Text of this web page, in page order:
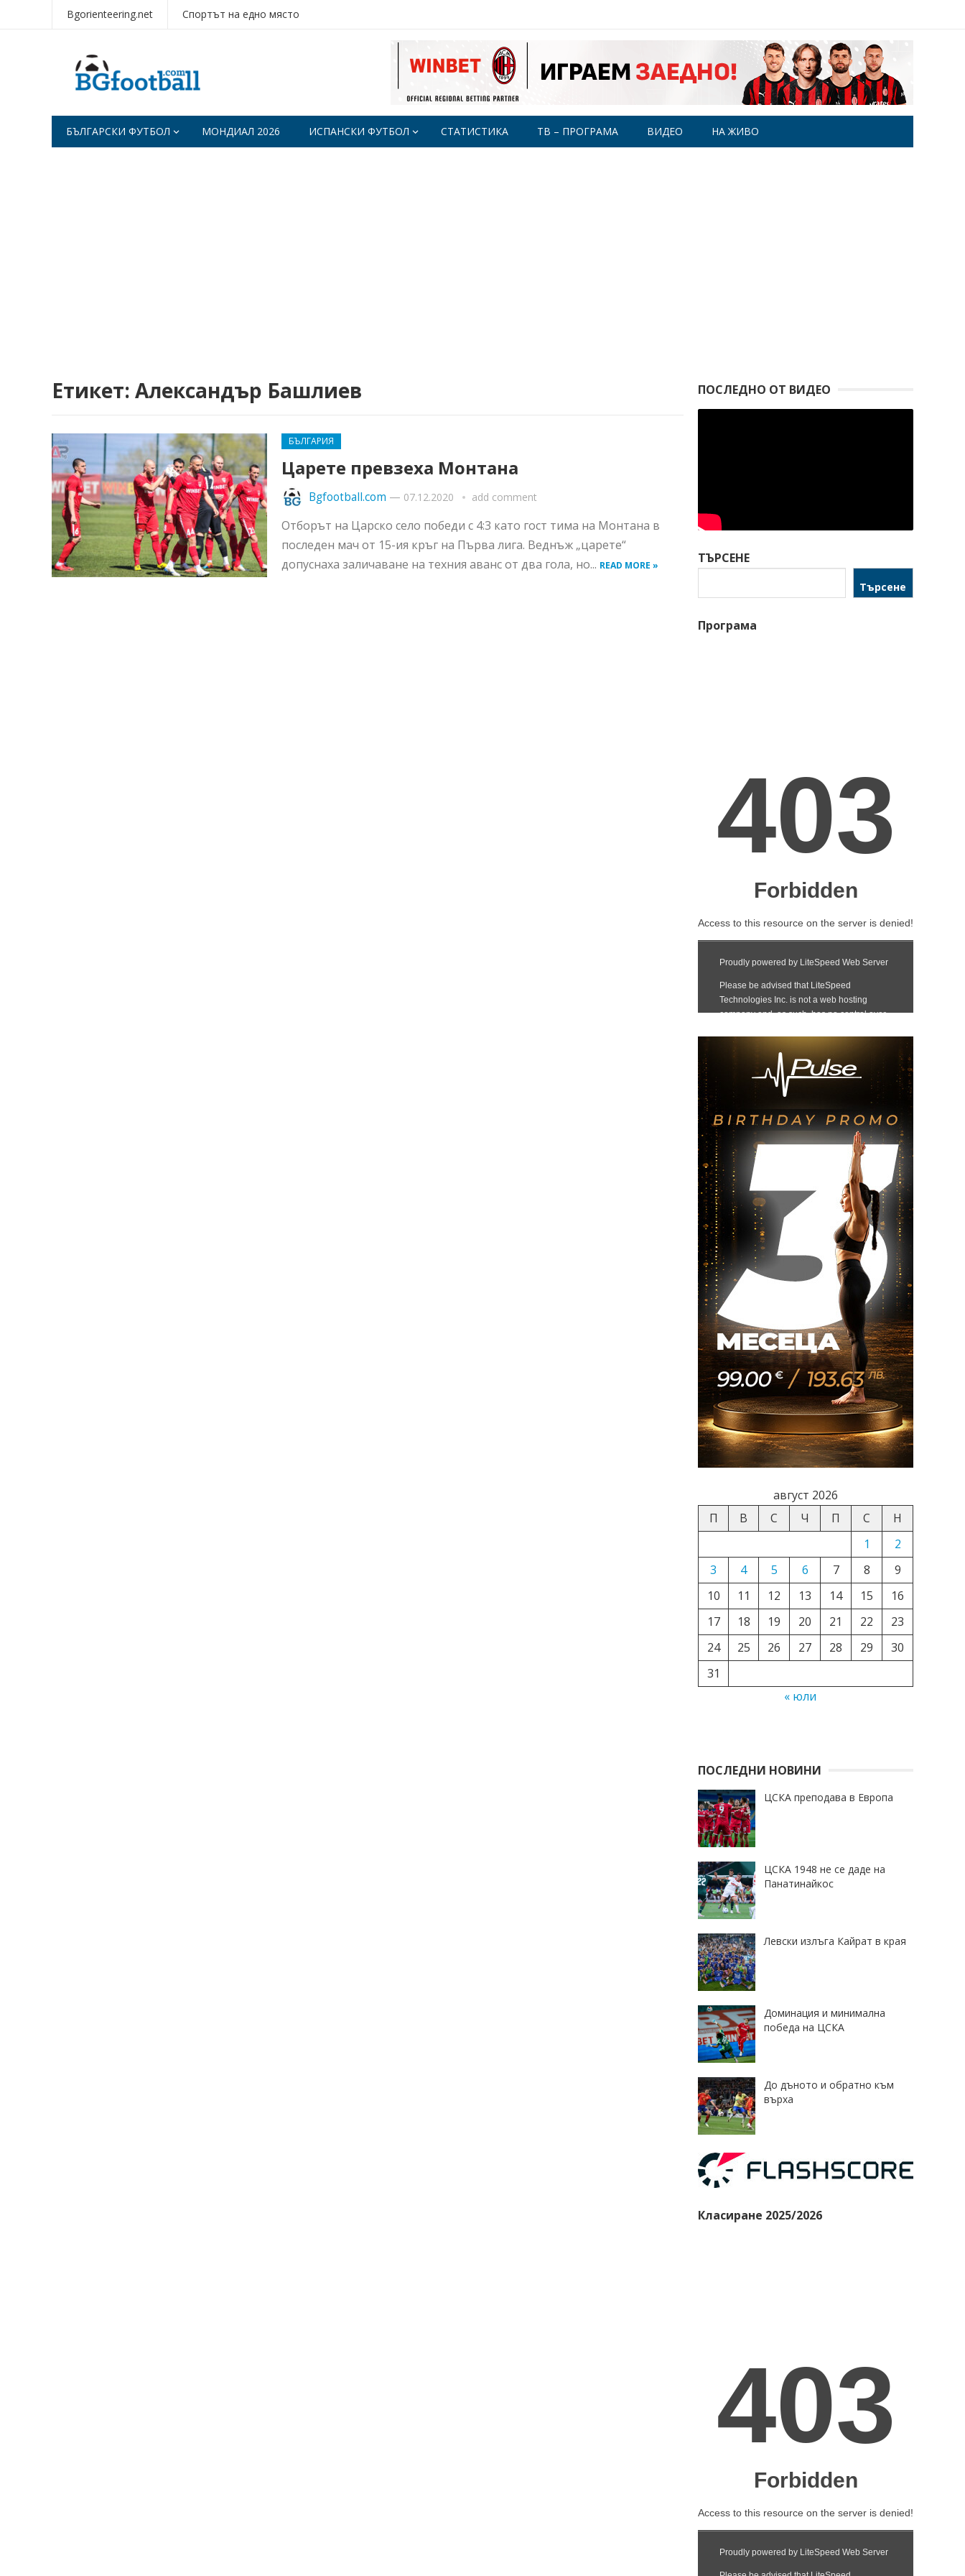
Bgorienteering.net Спортът на едно място
БЪЛГАРСКИ ФУТБОЛ МОНДИАЛ 2026 ИСПАНСКИ ФУТБОЛ СТАТИСТИКА ТВ – ПРОГРАМА ВИДЕО НА ЖИВО
Етикет: Александър Башлиев
БЪЛГАРИЯ
Царете превзеха Монтана
Bgfootball.com — 07.12.2020 add comment
Отборът на Царско село победи с 4:3 като гост тима на Монтана в
последен мач от 15-ия кръг на Първа лига. Веднъж „царете“
допуснаха заличаване на техния аванс от два гола, но... READ MORE »
ПОСЛЕДНО ОТ ВИДЕО
ТЪРСЕНЕ
Търсене
Програма
август 2026
П
В С Ч П С
Н
1
2
3
4 5 6 7 8
9
10
11 12 13 14 15
16
17
18 19 20 21 22
23
24
25 26 27 28 29
30
31
« юли
ПОСЛЕДНИ НОВИНИ
ЦСКА преподава в Европа
ЦСКА 1948 не се даде на
Панатинайкос
Левски излъга Кайрат в края
Доминация и минимална
победа на ЦСКА
До дъното и обратно към
върха
Класиране 2025/2026